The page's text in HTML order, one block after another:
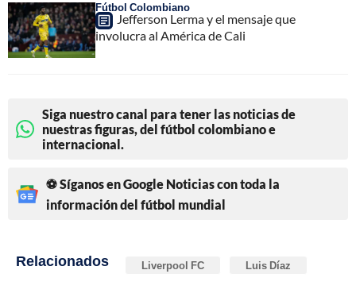
Fútbol Colombiano
Jefferson Lerma y el mensaje que
involucra al América de Cali
Siga nuestro canal para tener las noticias de
nuestras figuras, del fútbol colombiano e
internacional.
⚽ Síganos en Google Noticias con toda la
información del fútbol mundial
Relacionados Liverpool FC Luis Díaz